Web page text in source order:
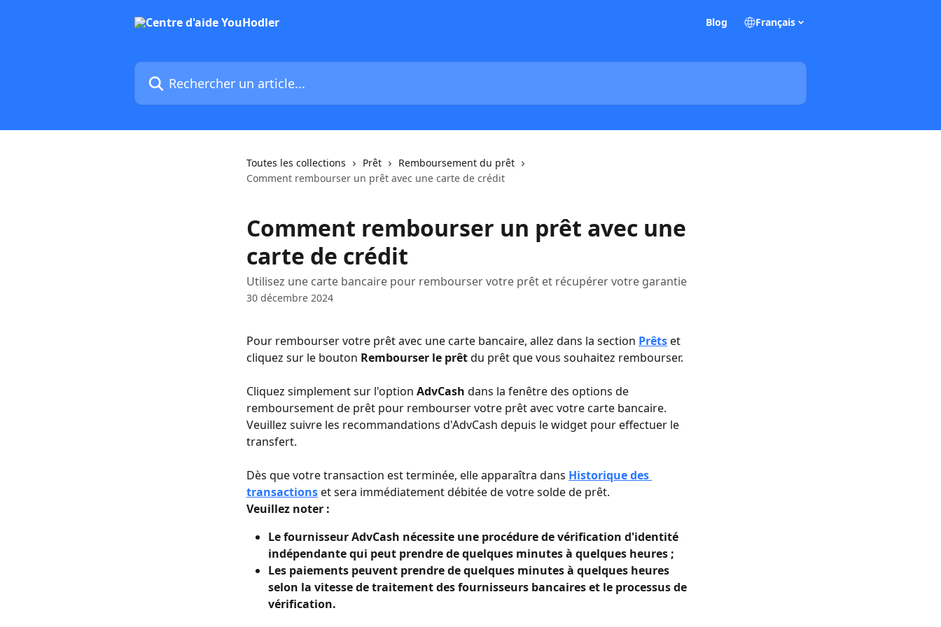
Blog Français
Rechercher un article...
Toutes les collections Prêt
Remboursement du prêt
Comment rembourser un prêt avec une carte de crédit
Comment rembourser un prêt avec une
carte de crédit
Utilisez une carte bancaire pour rembourser votre prêt et récupérer votre garantie
30 décembre 2024
Pour rembourser votre prêt avec une carte bancaire, allez dans la section Prêts et
cliquez sur le bouton Rembourser le prêt du prêt que vous souhaitez rembourser.
Cliquez simplement sur l'option AdvCash dans la fenêtre des options de
remboursement de prêt pour rembourser votre prêt avec votre carte bancaire.
Veuillez suivre les recommandations d'AdvCash depuis le widget pour effectuer le
transfert.
Dès que votre transaction est terminée, elle apparaîtra dans Historique des
transactions et sera immédiatement débitée de votre solde de prêt.
Veuillez noter :
Le fournisseur AdvCash nécessite une procédure de vérification d'identité
indépendante qui peut prendre de quelques minutes à quelques heures ;
Les paiements peuvent prendre de quelques minutes à quelques heures
selon la vitesse de traitement des fournisseurs bancaires et le processus de
vérification.